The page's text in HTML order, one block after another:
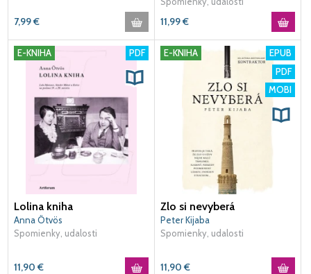
7,99€ 11,99€
E-KNIHA PDF
Lolina kniha
Anna Ötvös
Spomienky, udalosti
11,90 €
E-KNIHA
EPUB
PDF
MOBI
Zlo si nevyberá
Peter Kijaba
Spomienky, udalosti
11,90 €